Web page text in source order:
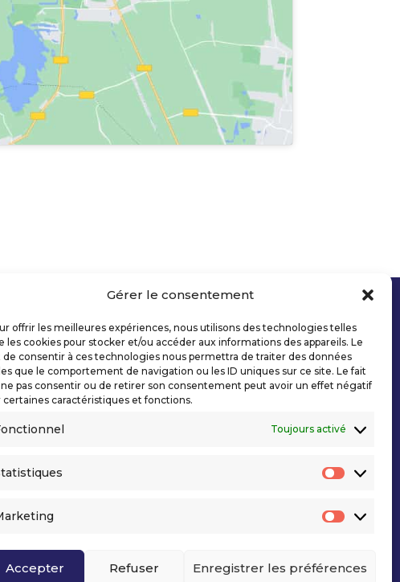
Gérer le consentement
offrir les meilleures expériences, nous utilisons des technologies telles
les cookies pour stocker et/ou accéder aux informations des appareils. Le
de consentir à ces technologies nous permettra de traiter des données
que le comportement de navigation ou les ID uniques sur ce site. Le fait
pas consentir ou de retirer son consentement peut avoir un effet négatif
certaines caractéristiques et fonctions.
Toujours activé
Accepter Refuser Enregistrer les préférences